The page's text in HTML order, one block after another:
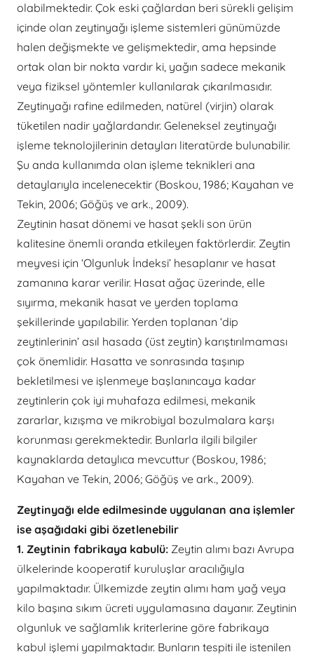
olabilmektedir. Çok eski çağlardan beri sürekli gelişim
içinde olan zeytinyağı işleme sistemleri günümüzde
halen değişmekte ve gelişmektedir, ama hepsinde
ortak olan bir nokta vardır ki, yağın sadece mekanik
veya fiziksel yöntemler kullanılarak çıkarılmasıdır.
Zeytinyağı rafine edilmeden, natürel (virjin) olarak
tüketilen nadir yağlardandır. Geleneksel zeytinyağı
işleme teknolojilerinin detayları literatürde bulunabilir.
Şu anda kullanımda olan işleme teknikleri ana
detaylarıyla incelenecektir (Boskou, 1986; Kayahan ve
Tekin, 2006; Göğüş ve ark., 2009).
Zeytinin hasat dönemi ve hasat şekli son ürün
kalitesine önemli oranda etkileyen faktörlerdir. Zeytin
meyvesi için ‘Olgunluk İndeksi’ hesaplanır ve hasat
zamanına karar verilir. Hasat ağaç üzerinde, elle
sıyırma, mekanik hasat ve yerden toplama
şekillerinde yapılabilir. Yerden toplanan ‘dip
zeytinlerinin’ asıl hasada (üst zeytin) karıştırılmaması
çok önemlidir. Hasatta ve sonrasında taşınıp
bekletilmesi ve işlenmeye başlanıncaya kadar
zeytinlerin çok iyi muhafaza edilmesi, mekanik
zararlar, kızışma ve mikrobiyal bozulmalara karşı
korunması gerekmektedir. Bunlarla ilgili bilgiler
kaynaklarda detaylıca mevcuttur (Boskou, 1986;
Kayahan ve Tekin, 2006; Göğüş ve ark., 2009).
Zeytinyağı elde edilmesinde uygulanan ana işlemler
ise aşağıdaki gibi özetlenebilir
1. Zeytinin fabrikaya kabulü: Zeytin alımı bazı Avrupa
ülkelerinde kooperatif kuruluşlar aracılığıyla
yapılmaktadır. Ülkemizde zeytin alımı ham yağ veya
kilo başına sıkım ücreti uygulamasına dayanır. Zeytinin
olgunluk ve sağlamlık kriterlerine göre fabrikaya
kabul işlemi yapılmaktadır. Bunların tespiti ile istenilen